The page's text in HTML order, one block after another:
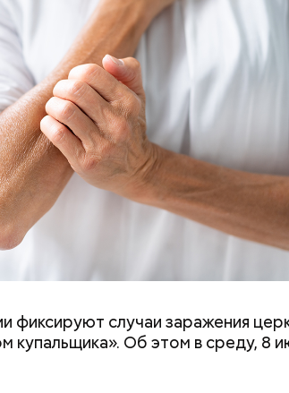
фиксируют случаи заражения
купальщика». Об этом в среду, 8
отмечается с 1983 года. В
стран в этот праздник
вечеринки и флешмобы. Кроме
можно, отправив воздушный
социальные сети и мессенджеры.